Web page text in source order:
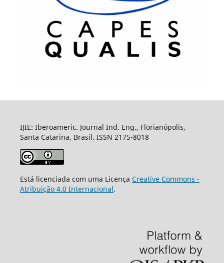
IJIE: Iberoameric. Journal Ind. Eng., Florianópolis,
Santa Catarina, Brasil. ISSN 2175-8018
Está licenciada com uma Licença Creative Commons -
Atribuição 4.0 Internacional.